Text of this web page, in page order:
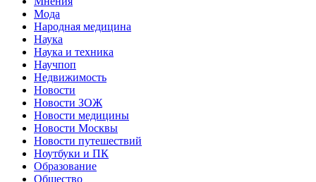
Мода
Народная медицина
Наука
Наука и техника
Научпоп
Недвижимость
Новости
Новости ЗОЖ
Новости медицины
Новости Москвы
Новости путешествий
Ноутбуки и ПК
Образование
Общество